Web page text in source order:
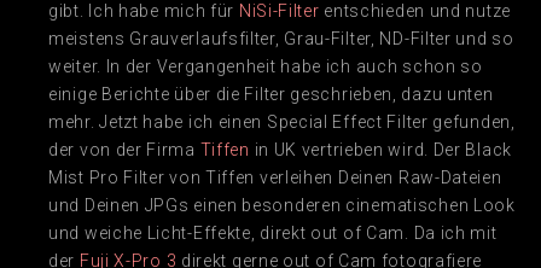
gibt. Ich habe mich für NiSi-Filter entschieden und nutze
meistens Grauverlaufsfilter, Grau-Filter, ND-Filter und so
weiter. In der Vergangenheit habe ich auch schon so
einige Berichte über die Filter geschrieben, dazu unten
mehr. Jetzt habe ich einen Special Effect Filter gefunden,
der von der Firma Tiffen in UK vertrieben wird. Der Black
Mist Pro Filter von Tiffen verleihen Deinen Raw-Dateien
und Deinen JPGs einen besonderen cinematischen Look
und weiche Licht-Effekte, direkt out of Cam. Da ich mit
der Fuji X-Pro 3 direkt gerne out of Cam fotografiere